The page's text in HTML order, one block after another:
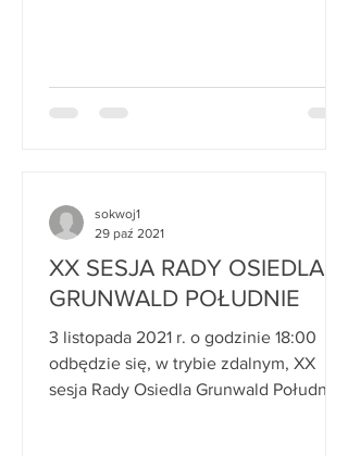
XX SESJA RADY OSIEDLA
GRUNWALD POŁUDNIE
3 listopada 2021 r. o godzinie 18:00
odbędzie się, w trybie zdalnym, XX
sesja Rady Osiedla Grunwald Południe.
sokwoj1
29 paź 2021